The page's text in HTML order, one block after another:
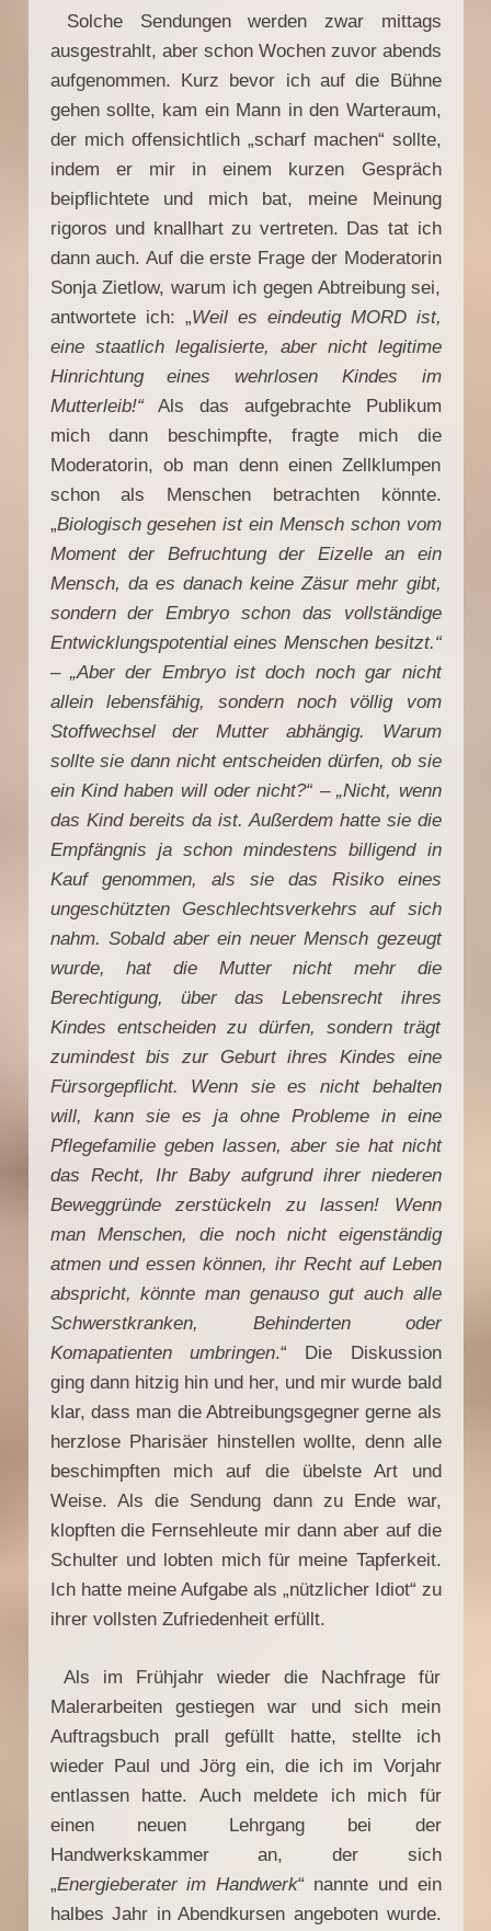
Solche Sendungen werden zwar mittags
ausgestrahlt, aber schon Wochen zuvor abends
aufgenommen. Kurz bevor ich auf die Bühne
gehen sollte, kam ein Mann in den Warteraum,
der mich offensichtlich „scharf machen“ sollte,
indem er mir in einem kurzen Gespräch
beipflichtete und mich bat, meine Meinung
rigoros und knallhart zu vertreten. Das tat ich
dann auch. Auf die erste Frage der Moderatorin
Sonja Zietlow, warum ich gegen Abtreibung sei,
antwortete ich: „Weil es eindeutig MORD ist,
eine staatlich legalisierte, aber nicht legitime
Hinrichtung eines wehrlosen Kindes im
Mutterleib!“Als das aufgebrachte Publikum
mich dann beschimpfte, fragte mich die
Moderatorin, ob man denn einen Zellklumpen
schon als Menschen betrachten könnte.
„Biologisch gesehen ist ein Mensch schon vom
Moment der Befruchtung der Eizelle an ein
Mensch, da es danach keine Zäsur mehr gibt,
sondern der Embryo schon das vollständige
Entwicklungspotential eines Menschen besitzt.“
– „Aber der Embryo ist doch noch gar nicht
allein lebensfähig, sondern noch völlig vom
Stoffwechsel der Mutter abhängig. Warum
sollte sie dann nicht entscheiden dürfen, ob sie
ein Kind haben will oder nicht?“ – „Nicht, wenn
das Kind bereits da ist. Außerdem hatte sie die
Empfängnis ja schon mindestens billigend in
Kauf genommen, als sie das Risiko eines
ungeschützten Geschlechtsverkehrs auf sich
nahm. Sobald aber ein neuer Mensch gezeugt
wurde, hat die Mutter nicht mehr die
Berechtigung, über das Lebensrecht ihres
Kindes entscheiden zu dürfen, sondern trägt
zumindest bis zur Geburt ihres Kindes eine
Fürsorgepflicht. Wenn sie es nicht behalten
will, kann sie es ja ohne Probleme in eine
Pflegefamilie geben lassen, aber sie hat nicht
das Recht, Ihr Baby aufgrund ihrer niederen
Beweggründe zerstückeln zu lassen! Wenn
man Menschen, die noch nicht eigenständig
atmen und essen können, ihr Recht auf Leben
abspricht, könnte man genauso gut auch alle
Schwerstkranken, Behinderten oder
Komapatienten umbringen.“ Die Diskussion
ging dann hitzig hin und her, und mir wurde bald
klar, dass man die Abtreibungsgegner gerne als
herzlose Pharisäer hinstellen wollte, denn alle
beschimpften mich auf die übelste Art und
Weise. Als die Sendung dann zu Ende war,
klopften die Fernsehleute mir dann aber auf die
Schulter und lobten mich für meine Tapferkeit.
Ich hatte meine Aufgabe als „nützlicher Idiot“ zu
ihrer vollsten Zufriedenheit erfüllt.
Als im Frühjahr wieder die Nachfrage für
Malerarbeiten gestiegen war und sich mein
Auftragsbuch prall gefüllt hatte, stellte ich
wieder Paul und Jörg ein, die ich im Vorjahr
entlassen hatte. Auch meldete ich mich für
einen neuen Lehrgang bei der
Handwerkskammer an, der sich
„Energieberater im Handwerk“ nannte und ein
halbes Jahr in Abendkursen angeboten wurde.